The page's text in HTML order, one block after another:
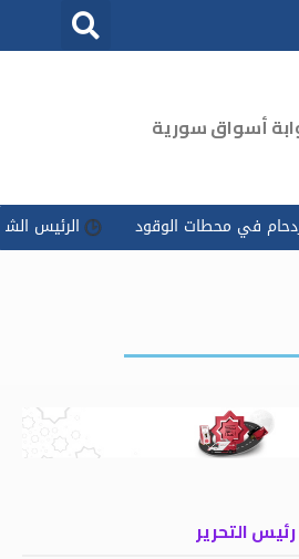
أسواق سورية
الرئيس الشرع يوجه بتسخير
التحرير